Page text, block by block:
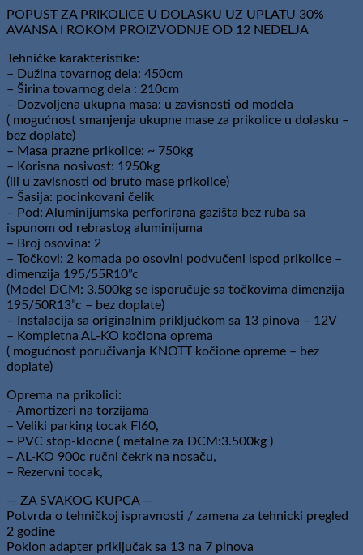
POPUST ZA PRIKOLICE U DOLASKU UZ UPLATU 30%
AVANSA I ROKOM PROIZVODNJE OD 12 NEDELJA
Tehničke karakteristike:
– Dužina tovarnog dela: 450cm
– Širina tovarnog dela : 210cm
– Dozvoljena ukupna masa: u zavisnosti od modela
( mogućnost smanjenja ukupne mase za prikolice u dolasku –
bez doplate)
– Masa prazne prikolice: ~ 750kg
– Korisna nosivost: 1950kg
(ili u zavisnosti od bruto mase prikolice)
– Šasija: pocinkovani čelik
– Pod: Aluminijumska perforirana gazišta bez ruba sa
ispunom od rebrastog aluminijuma
– Broj osovina: 2
– Točkovi: 2 komada po osovini podvučeni ispod prikolice –
dimenzija 195/55R10”c
(Model DCM: 3.500kg se isporučuje sa točkovima dimenzija
195/50R13”c – bez doplate)
– Instalacija sa originalnim priključkom sa 13 pinova – 12V
– Kompletna AL-KO kočiona oprema
( mogućnost poručivanja KNOTT kočione opreme – bez
doplate)
Oprema na prikolici:
– Amortizeri na torzijama
– Veliki parking tocak FI60,
– PVC stop-klocne ( metalne za DCM:3.500kg )
– AL-KO 900c ručni čekrk na nosaču,
– Rezervni tocak,
— ZA SVAKOG KUPCA —
Potvrda o tehničkoj ispravnosti / zamena za tehnicki pregled
2 godine
Poklon adapter priključak sa 13 na 7 pinova